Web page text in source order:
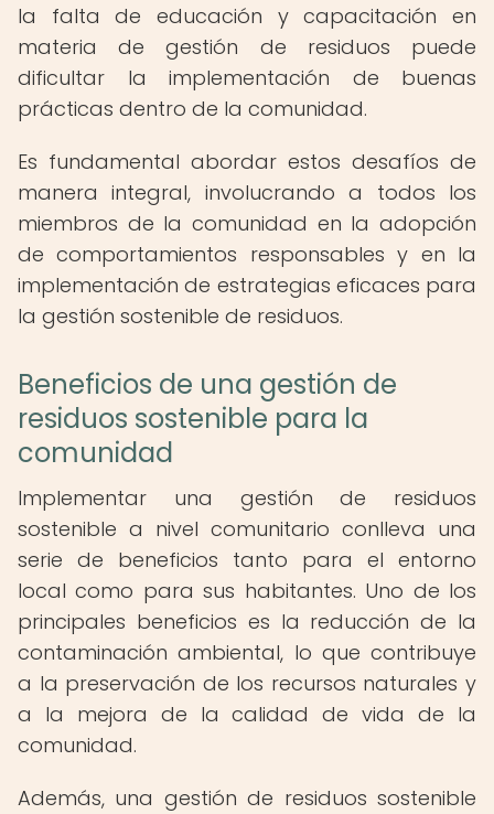
la falta de educación y capacitación en
materia de gestión de residuos puede
dificultar la implementación de buenas
prácticas dentro de la comunidad.
Es fundamental abordar estos desafíos de
manera integral, involucrando a todos los
miembros de la comunidad en la adopción
de comportamientos responsables y en la
implementación de estrategias eficaces para
la gestión sostenible de residuos.
Beneficios de una gestión de
residuos sostenible para la
comunidad
Implementar una gestión de residuos
sostenible a nivel comunitario conlleva una
serie de beneficios tanto para el entorno
local como para sus habitantes. Uno de los
principales beneficios es la reducción de la
contaminación ambiental, lo que contribuye
a la preservación de los recursos naturales y
a la mejora de la calidad de vida de la
comunidad.
Además, una gestión de residuos sostenible